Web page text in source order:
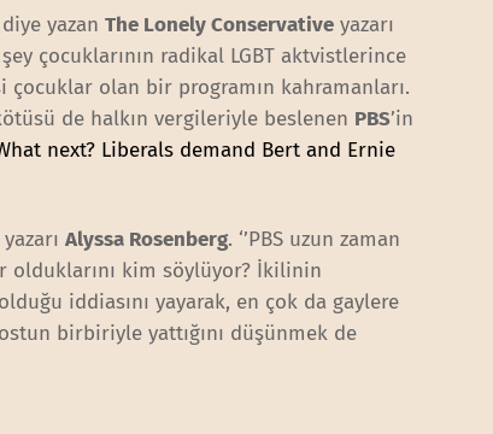
diye yazanThe Lonely Conservative yazarı
çocuklarının radikal LGBT aktvistlerince
olan bir programın kahramanları.
de halkın vergileriyle beslenen PBS’in
next? Liberals demand Bert and Ernie
yazarıAlyssa Rosenberg. ‘’PBS uzun zaman
olduklarını kim söylüyor? İkilinin
iddiasını yayarak, en çok da gaylere
birbiriyle yattığını düşünmek de